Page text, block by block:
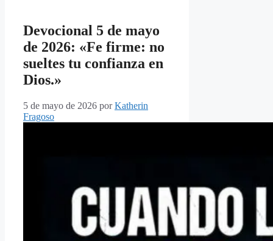
Devocional 5 de mayo
de 2026: «Fe firme: no
sueltes tu confianza en
Dios.»
5 de mayo de 2026 porKatherin
Fragoso